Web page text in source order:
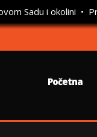
Sadu i okolini •
Početna